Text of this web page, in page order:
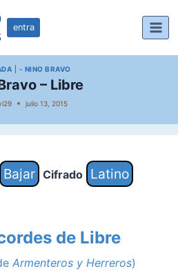
entra
- NINO BRAVO
– Libre
julio 13, 2015
Bajar Cifrado
Latino
de Libre
Armenteros y Herreros)